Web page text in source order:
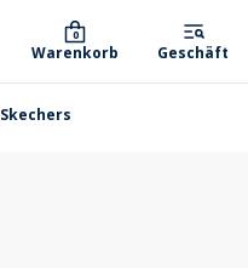
Warenkorb
0
Geschäft
Skechers